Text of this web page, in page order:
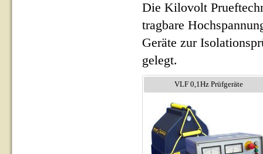
Die Kilovolt
tragbare
Geräte zur
gelegt.
VLF 0,1Hz Prüfgeräte